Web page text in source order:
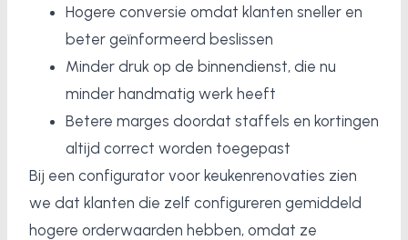
Hogere conversie omdat klanten sneller en
beter geïnformeerd beslissen
Minder druk op de binnendienst, die nu
minder handmatig werk heeft
Betere marges doordat staffels en kortingen
altijd correct worden toegepast
Bij een configurator voor keukenrenovaties zien
we dat klanten die zelf configureren gemiddeld
hogere orderwaarden hebben, omdat ze